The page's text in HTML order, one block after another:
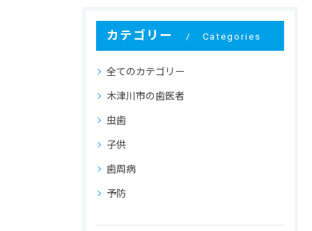
カテゴリー Categories
全てのカテゴリー
木津川市の歯医者
虫歯
子供
歯周病
予防